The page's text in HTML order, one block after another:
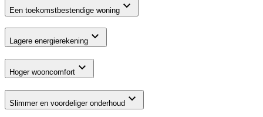
Een toekomstbestendige woning
Lagere energierekening
Hoger wooncomfort
Slimmer en voordeliger onderhoud